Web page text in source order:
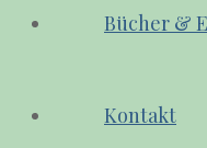
Bücher &
Kontakt